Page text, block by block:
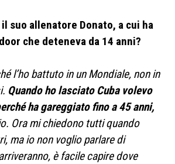
suo allenatore Donato, a cui ha
che deteneva da 14 anni?
l’ho battuto in un Mondiale, non in
Quando ho lasciato Cuba volevo
ha gareggiato fino a 45 anni,
Ora mi chiedono tutti quando
ma io non voglio parlare di
è facile capire dove